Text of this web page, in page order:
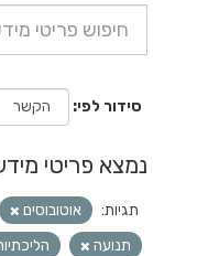
סידור לפי
נמצא פריטי
תגיות: אוטובוסים
תנועה